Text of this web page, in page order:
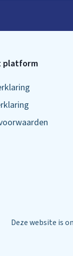
platform
Deze website is